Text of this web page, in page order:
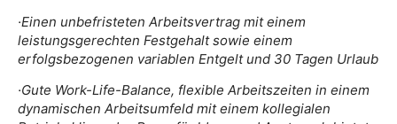
·Einen unbefristeten Arbeitsvertrag mit einem
leistungsgerechten Festgehalt sowie einem
erfolgsbezogenen variablen Entgelt und 30 Tagen Urlaub
·Gute Work-Life-Balance, flexible Arbeitszeiten in einem
dynamischen Arbeitsumfeld mit einem kollegialen